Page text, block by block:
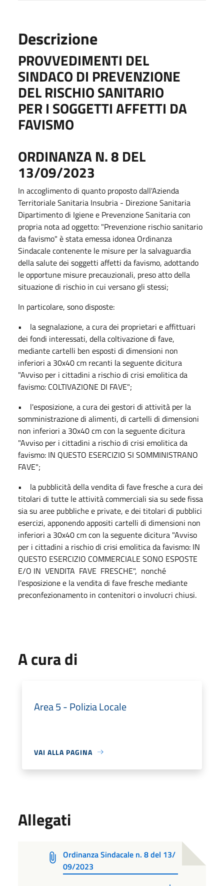
Descrizione
PROVVEDIMENTI DEL
SINDACO DI PREVENZIONE
DEL RISCHIO SANITARIO
PER I SOGGETTI AFFETTI DA
FAVISMO
ORDINANZA N. 8 DEL
13/09/2023
In accoglimento di quanto proposto dall'Azienda
Territoriale Sanitaria Insubria - Direzione Sanitaria
Dipartimento di Igiene e Prevenzione Sanitaria con
propria nota ad oggetto: "Prevenzione rischio sanitario
da favismo" è stata emessa idonea Ordinanza
Sindacale contenente le misure per la salvaguardia
della salute dei soggetti affetti da favismo, adottando
le opportune misure precauzionali, preso atto della
situazione di rischio in cui versano gli stessi;
In particolare, sono disposte:
• la segnalazione, a cura dei proprietari e affittuari
dei fondi interessati, della coltivazione di fave,
mediante cartelli ben esposti di dimensioni non
inferiori a 30x40 cm recanti la seguente dicitura
"Avviso per i cittadini a rischio di crisi emolitica da
favismo: COLTIVAZIONE DI FAVE";
• l'esposizione, a cura dei gestori di attività per la
somministrazione di alimenti, di cartelli di dimensioni
non inferiori a 30x40 cm con la seguente dicitura
"Avviso per i cittadini a rischio di crisi emolitica da
favismo: IN QUESTO ESERCIZIO SI SOMMINISTRANO
FAVE";
• la pubblicità della vendita di fave fresche a cura dei
titolari di tutte le attività commerciali sia su sede fissa
sia su aree pubbliche e private, e dei titolari di pubblici
esercizi, apponendo appositi cartelli di dimensioni non
inferiori a 30x40 cm con la seguente dicitura "Avviso
per i cittadini a rischio di crisi emolitica da favismo: IN
QUESTO ESERCIZIO COMMERCIALE SONO ESPOSTE
E/O IN VENDITA FAVE FRESCHE", nonché
l'esposizione e la vendita di fave fresche mediante
preconfezionamento in contenitori o involucri chiusi.
A cura di
Area 5 - Polizia Locale
VAI ALLA PAGINA
Allegati
Ordinanza Sindacale n. 8 del 13/
09/2023